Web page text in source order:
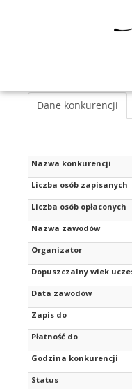
Dane konkurencji
Nazwa konkurencji
Liczba osób zapisanych
Liczba osób opłaconych
Nazwa zawodów
Organizator
Dopuszczalny wiek
Data zawodów
Zapis do
Płatność do
Godzina konkurencji
Status